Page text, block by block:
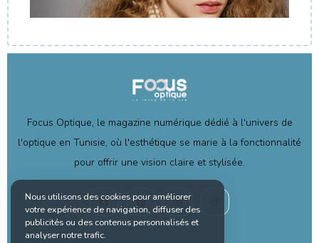
Focus Optique, le magazine numérique dédié à l'univers de
l'optique en Tunisie, où l'esthétique se marie à la fonctionnalité
pour offrir une vision claire et stylisée.
Nous utilisons des cookies pour améliorer
votre expérience de navigation, diffuser des
publicités ou des contenus personnalisés et
analyser notre trafic.